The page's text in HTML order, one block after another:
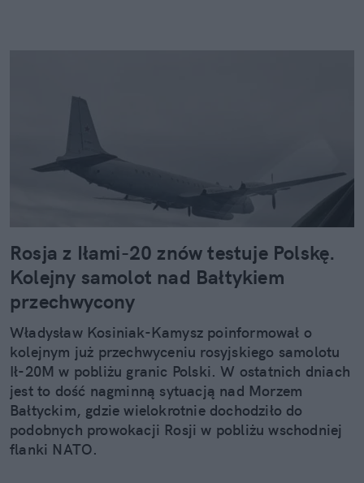
Rosja z Iłami-20 znów testuje Polskę.
Kolejny samolot nad Bałtykiem
przechwycony
Władysław Kosiniak-Kamysz poinformował o
kolejnym już przechwyceniu rosyjskiego samolotu
Ił-20M w pobliżu granic Polski. W ostatnich dniach
jest to dość nagminną sytuacją nad Morzem
Bałtyckim, gdzie wielokrotnie dochodziło do
podobnych prowokacji Rosji w pobliżu wschodniej
flanki NATO.